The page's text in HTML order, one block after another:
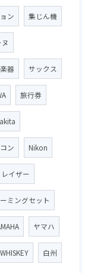
ン 集じん機
楽器 サックス
旅行券
ン Nikon
レイザー
ミングセット
ヤマハ
WHISKEY 白州